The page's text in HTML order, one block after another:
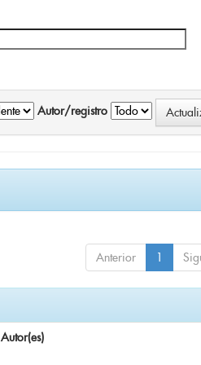
Autor/registro
Anterior 1
Autor(es)